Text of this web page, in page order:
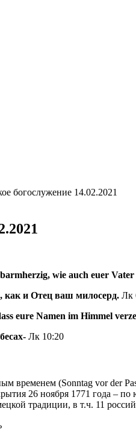
богослужение 14.02.2021
wie auch euer
как и Отец ваш милосерд. Лк
eure Namen im Himmel
Лк 10:20
временем (Sonntag vor der
26 ноября 1771 года –
традиции, в т.ч. 11